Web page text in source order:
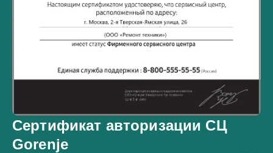
Сертификат авторизации СЦ
Gorenje